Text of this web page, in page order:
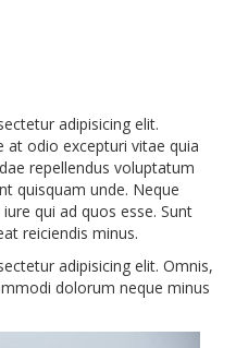
adipisicing elit.
odio excepturi vitae quia
repellendus voluptatum
quisquam unde. Neque
qui ad quos esse. Sunt
reiciendis minus.
adipisicing elit. Omnis,
dolorum neque minus